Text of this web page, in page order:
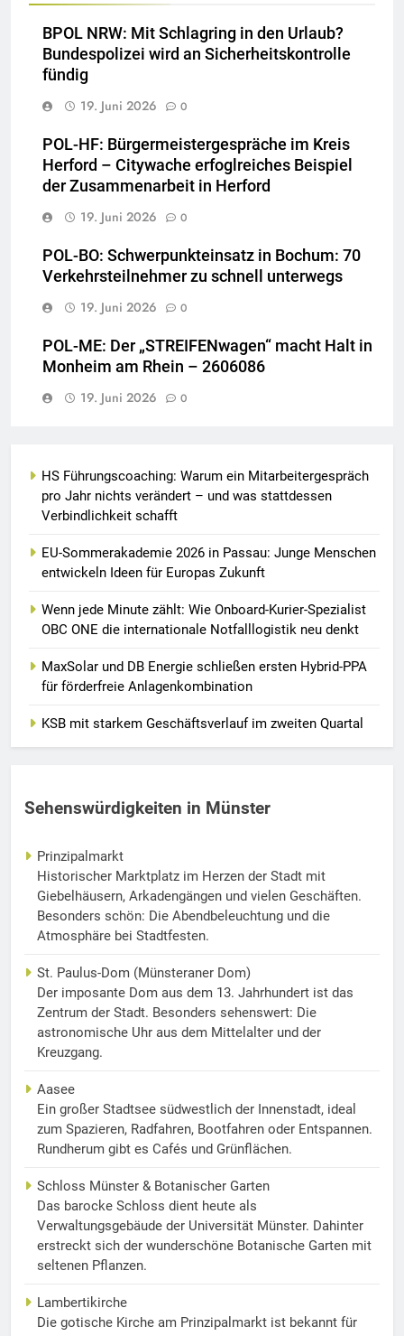
BPOL NRW: Mit Schlagring in den Urlaub?
Bundespolizei wird an Sicherheitskontrolle
fündig
19. Juni 2026
0
POL-HF: Bürgermeistergespräche im Kreis
Herford – Citywache erfoglreiches Beispiel
der Zusammenarbeit in Herford
19. Juni 2026
0
POL-BO: Schwerpunkteinsatz in Bochum: 70
Verkehrsteilnehmer zu schnell unterwegs
19. Juni 2026
0
POL-ME: Der „STREIFENwagen“ macht Halt in
Monheim am Rhein – 2606086
19. Juni 2026
0
HS Führungscoaching: Warum ein Mitarbeitergespräch
pro Jahr nichts verändert – und was stattdessen
Verbindlichkeit schafft
EU-Sommerakademie 2026 in Passau: Junge Menschen
entwickeln Ideen für Europas Zukunft
Wenn jede Minute zählt: Wie Onboard-Kurier-Spezialist
OBC ONE die internationale Notfalllogistik neu denkt
MaxSolar und DB Energie schließen ersten Hybrid-PPA
für förderfreie Anlagenkombination
KSB mit starkem Geschäftsverlauf im zweiten Quartal
Sehenswürdigkeiten in Münster
Prinzipalmarkt
Historischer Marktplatz im Herzen der Stadt mit
Giebelhäusern, Arkadengängen und vielen Geschäften.
Besonders schön: Die Abendbeleuchtung und die
Atmosphäre bei Stadtfesten.
St. Paulus-Dom (Münsteraner Dom)
Der imposante Dom aus dem 13. Jahrhundert ist das
Zentrum der Stadt. Besonders sehenswert: Die
astronomische Uhr aus dem Mittelalter und der
Kreuzgang.
Aasee
Ein großer Stadtsee südwestlich der Innenstadt, ideal
zum Spazieren, Radfahren, Bootfahren oder Entspannen.
Rundherum gibt es Cafés und Grünflächen.
Schloss Münster & Botanischer Garten
Das barocke Schloss dient heute als
Verwaltungsgebäude der Universität Münster. Dahinter
erstreckt sich der wunderschöne Botanische Garten mit
seltenen Pflanzen.
Lambertikirche
Die gotische Kirche am Prinzipalmarkt ist bekannt für